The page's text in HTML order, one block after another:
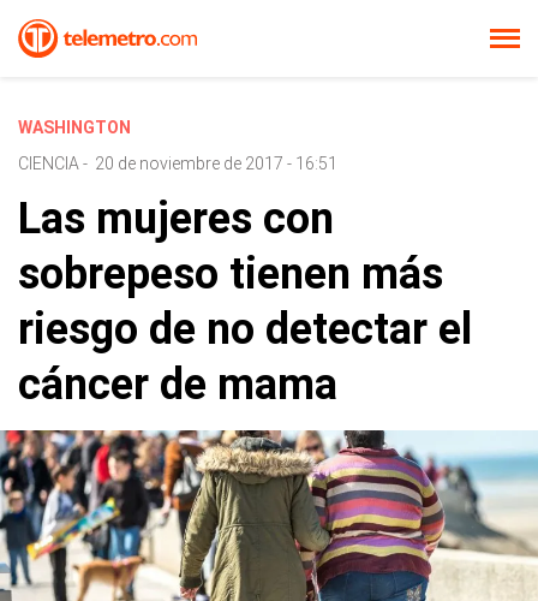
WASHINGTON
CIENCIA - 20 de noviembre de 2017 - 16:51
Las mujeres con
sobrepeso tienen más
riesgo de no detectar el
cáncer de mama